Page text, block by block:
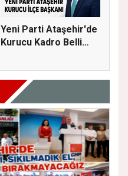
Yeni Parti Ataşehir'de
Kurucu Kadro Belli